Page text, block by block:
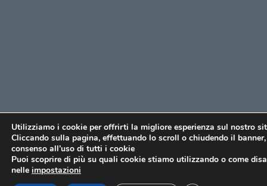
Utilizziamo i cookie per offrirti la migliore esperienza sul nostro
Cliccando sulla pagina, effettuando lo scroll o chiudendo il
consenso all’uso di tutti i cookie
Puoi scoprire di più su quali cookie stiamo utilizzando o come
nelle impostazioni